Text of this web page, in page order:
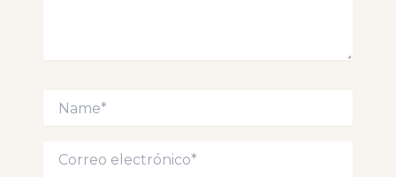
electrónico*